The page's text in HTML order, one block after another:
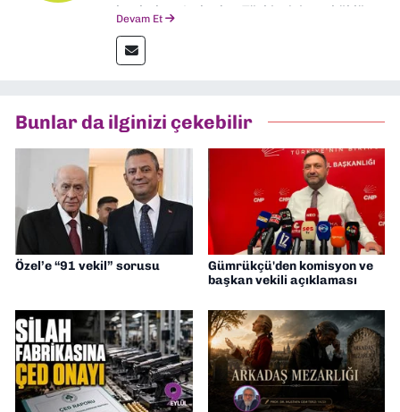
başladım. Ardından Türkiye’nin en köklü
muhabir, editör, müdür yardımcısı ve spor
müdürü olarak görev yaptım. Ayrıca Yeni
Gazetesi'nde editörlük yapıyorum
Devam Et
Bunlar da ilginizi çekebilir
Özel’e “91 vekil” sorusu
Gümrükçü'den komisyon ve
başkan vekili açıklaması